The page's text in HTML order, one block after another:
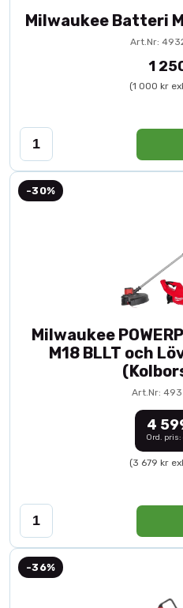
Milwaukee Batteri
Art.Nr:
1
(1 000 kr
-30%
Milwaukee
M18 BLLT och
Art.Nr:
4
Ord. pris:
(3 679 kr
-36%